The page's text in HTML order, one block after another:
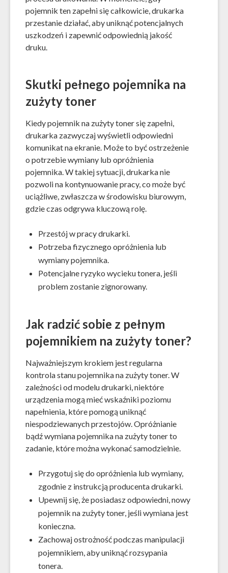
pojemnik ten zapełni się całkowicie, drukarka
przestanie działać, aby uniknąć potencjalnych
uszkodzeń i zapewnić odpowiednią jakość
druku.
Skutki pełnego pojemnika na
zużyty toner
Kiedy pojemnik na zużyty toner się zapełni,
drukarka zazwyczaj wyświetli odpowiedni
komunikat na ekranie. Może to być ostrzeżenie
o potrzebie wymiany lub opróżnienia
pojemnika. W takiej sytuacji, drukarka nie
pozwoli na kontynuowanie pracy, co może być
uciążliwe, zwłaszcza w środowisku biurowym,
gdzie czas odgrywa kluczową rolę.
Przestój w pracy drukarki.
Potrzeba fizycznego opróżnienia lub
wymiany pojemnika.
Potencjalne ryzyko wycieku tonera, jeśli
problem zostanie zignorowany.
Jak radzić sobie z pełnym
pojemnikiem na zużyty toner?
Najważniejszym krokiem jest regularna
kontrola stanu pojemnika na zużyty toner. W
zależności od modelu drukarki, niektóre
urządzenia mogą mieć wskaźniki poziomu
napełnienia, które pomogą uniknąć
niespodziewanych przestojów. Opróżnianie
bądź wymiana pojemnika na zużyty toner to
zadanie, które można wykonać samodzielnie.
Przygotuj się do opróżnienia lub wymiany,
zgodnie z instrukcją producenta drukarki.
Upewnij się, że posiadasz odpowiedni, nowy
pojemnik na zużyty toner, jeśli wymiana jest
konieczna.
Zachowaj ostrożność podczas manipulacji
pojemnikiem, aby uniknąć rozsypania
tonera.